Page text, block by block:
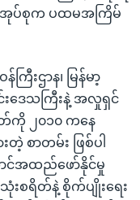
အုပ်စုက ပထမအကြိမ်
ကြီးဌာန၊ မြန်မာ့
ဒေသကြီးနဲ့ အလှုရှင်
ကို ၂၀၁၀ ကနေ
စာတမ်း ဖြစ်ပါ
င်အထည်ဖော်နိုင်မှု
စရိတ်နဲ့ စိုက်ပျိုးရေး